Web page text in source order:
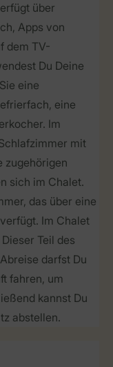
über
Apps von
dem TV-
Du Deine
eine
eine
Im
mit
zugehörigen
sich im Chalet.
das über eine
Im Chalet
Teil des
darfst Du
fahren, um
kannst Du
abstellen.